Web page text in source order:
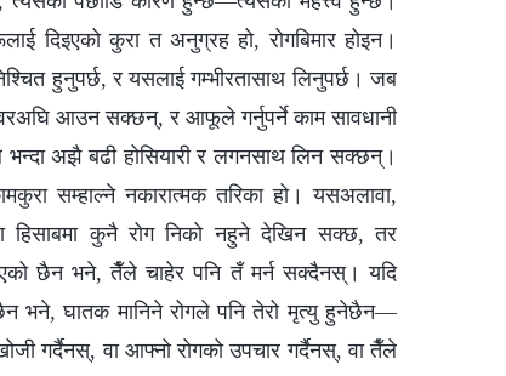
दिइएको कुरा त अनुग्रह हो, रोगबिमार होइन।
हुनुपर्छ, र यसलाई गम्‍भीरतासाथ लिनुपर्छ। जब
आउन सक्छन्, र आफूले गर्नुपर्ने काम सावधानी
अझै बढी होसियारी र लगनसाथ लिन सक्छन्।
सम्‍हाल्‍ने नकारात्मक तरिका हो। यसअलावा,
हिसाबमा कुनै रोग निको नहुने देखिन सक्छ, तर
छैन भने, तैँले चाहेर पनि तँ मर्न सक्दैनस्। यदि
भने, घातक मानिने रोगले पनि तेरो मृत्यु हुनेछैन—
गर्दैनस्, वा आफ्‍नो रोगको उपचार गर्दैनस्, वा तैँले